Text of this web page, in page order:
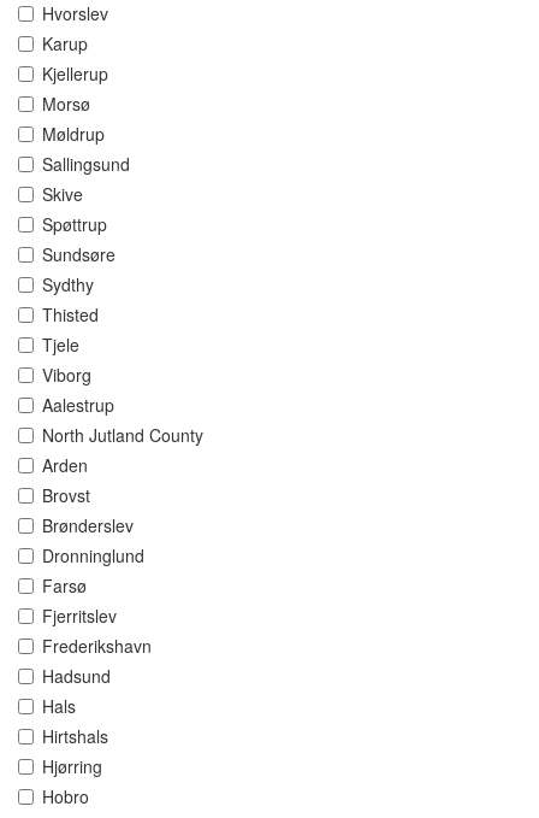
Hvorslev
Karup
Kjellerup
Morsø
Møldrup
Sallingsund
Skive
Spøttrup
Sundsøre
Sydthy
Thisted
Tjele
Viborg
Aalestrup
North Jutland County
Arden
Brovst
Brønderslev
Dronninglund
Farsø
Fjerritslev
Frederikshavn
Hadsund
Hals
Hirtshals
Hjørring
Hobro